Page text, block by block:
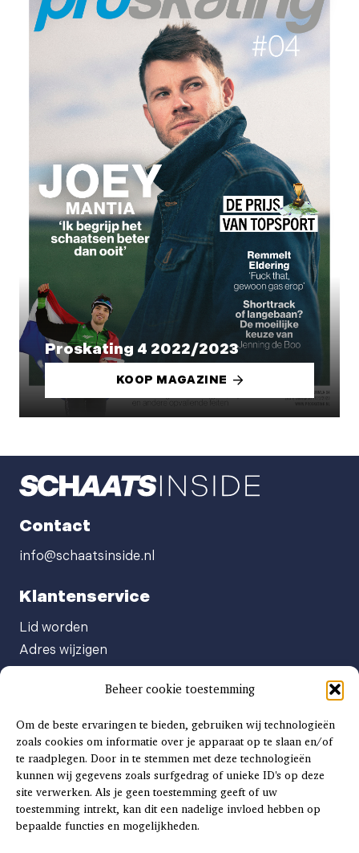
Beheer cookie toestemming
Om de beste ervaringen te bieden, gebruiken wij technologieën
zoals cookies om informatie over je apparaat op te slaan en/of
te raadplegen. Door in te stemmen met deze technologieën
kunnen wij gegevens zoals surfgedrag of unieke ID's op deze
site verwerken. Als je geen toestemming geeft of uw
toestemming intrekt, kan dit een nadelige invloed hebben op
bepaalde functies en mogelijkheden.
Proskating 4 2022/2023
KOOP MAGAZINE
Contact
info@schaatsinside.nl
Klantenservice
Lid worden
Adres wijzigen
Abonnement opzeggen
Afgeven automatische incasso
Factuur betalen
Klachtenformulier
Overige vragen
Adverteren